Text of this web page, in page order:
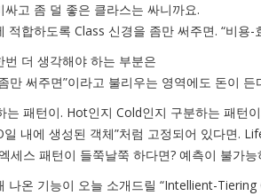
싸고 좀 덜 좋은 클라스는 싸니까요.
적합하도록 Class 신경을 좀만 써주면. “비용-
번 더 생각해야 하는 부분은
만 써주면”이라고 불리우는 영역에도 돈이 든
는 패턴이. Hot인지 Cold인지 구분하는 패턴
일 내에 생성된 객체”처럼 고정되어 있다면.
세스 패턴이 들쭉날쭉 하다면? 예측이 불가능
나온 기능이 오늘 소개드릴 “Intellient-Tiering